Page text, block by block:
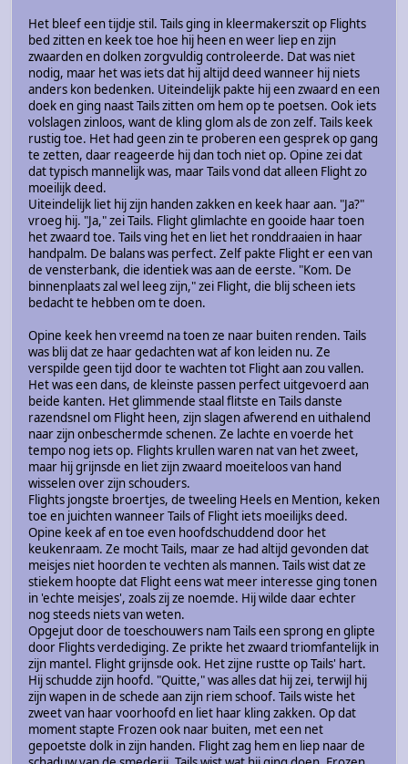
Het bleef een tijdje stil. Tails ging in kleermakerszit op Flights
bed zitten en keek toe hoe hij heen en weer liep en zijn
zwaarden en dolken zorgvuldig controleerde. Dat was niet
nodig, maar het was iets dat hij altijd deed wanneer hij niets
anders kon bedenken. Uiteindelijk pakte hij een zwaard en een
doek en ging naast Tails zitten om hem op te poetsen. Ook iets
volslagen zinloos, want de kling glom als de zon zelf. Tails keek
rustig toe. Het had geen zin te proberen een gesprek op gang
te zetten, daar reageerde hij dan toch niet op. Opine zei dat
dat typisch mannelijk was, maar Tails vond dat alleen Flight zo
moeilijk deed.
Uiteindelijk liet hij zijn handen zakken en keek haar aan. "Ja?"
vroeg hij. "Ja," zei Tails. Flight glimlachte en gooide haar toen
het zwaard toe. Tails ving het en liet het ronddraaien in haar
handpalm. De balans was perfect. Zelf pakte Flight er een van
de vensterbank, die identiek was aan de eerste. "Kom. De
binnenplaats zal wel leeg zijn," zei Flight, die blij scheen iets
bedacht te hebben om te doen.
Opine keek hen vreemd na toen ze naar buiten renden. Tails
was blij dat ze haar gedachten wat af kon leiden nu. Ze
verspilde geen tijd door te wachten tot Flight aan zou vallen.
Het was een dans, de kleinste passen perfect uitgevoerd aan
beide kanten. Het glimmende staal flitste en Tails danste
razendsnel om Flight heen, zijn slagen afwerend en uithalend
naar zijn onbeschermde schenen. Ze lachte en voerde het
tempo nog iets op. Flights krullen waren nat van het zweet,
maar hij grijnsde en liet zijn zwaard moeiteloos van hand
wisselen over zijn schouders.
Flights jongste broertjes, de tweeling Heels en Mention, keken
toe en juichten wanneer Tails of Flight iets moeilijks deed.
Opine keek af en toe even hoofdschuddend door het
keukenraam. Ze mocht Tails, maar ze had altijd gevonden dat
meisjes niet hoorden te vechten als mannen. Tails wist dat ze
stiekem hoopte dat Flight eens wat meer interesse ging tonen
in 'echte meisjes', zoals zij ze noemde. Hij wilde daar echter
nog steeds niets van weten.
Opgejut door de toeschouwers nam Tails een sprong en glipte
door Flights verdediging. Ze prikte het zwaard triomfantelijk in
zijn mantel. Flight grijnsde ook. Het zijne rustte op Tails' hart.
Hij schudde zijn hoofd. "Quitte," was alles dat hij zei, terwijl hij
zijn wapen in de schede aan zijn riem schoof. Tails wiste het
zweet van haar voorhoofd en liet haar kling zakken. Op dat
moment stapte Frozen ook naar buiten, met een net
gepoetste dolk in zijn handen. Flight zag hem en liep naar de